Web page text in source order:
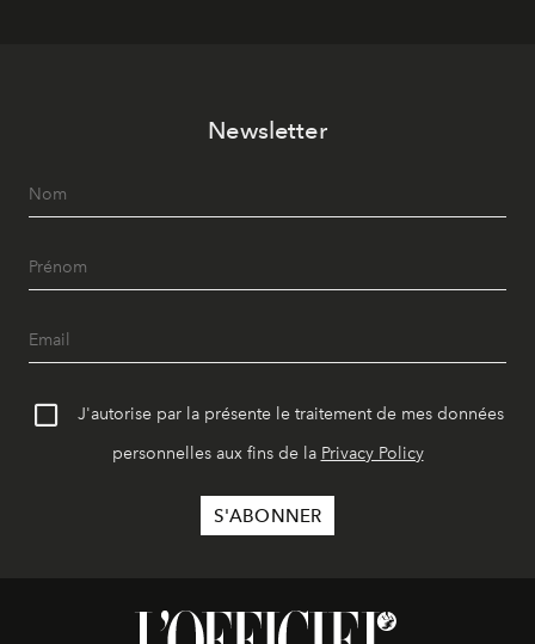
Newsletter
J'autorise par la présente le traitement de mes données
personnelles aux fins de la Privacy Policy